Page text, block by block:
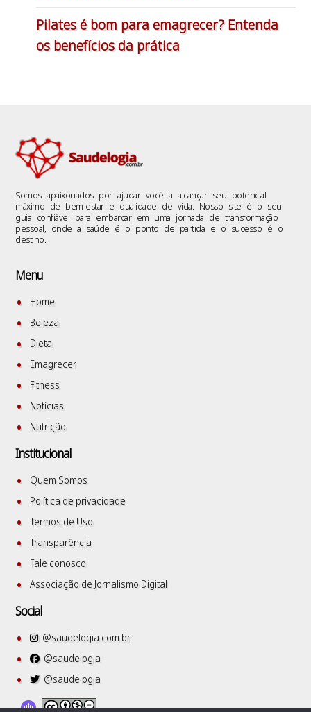
Pilates é bom para emagrecer? Entenda
os benefícios da prática
Somos apaixonados por ajudar você a alcançar seu potencial
máximo de bem-estar e qualidade de vida. Nosso site é o seu
guia confiável para embarcar em uma jornada de transformação
pessoal, onde a saúde é o ponto de partida e o sucesso é o
destino.
Menu
Home
Beleza
Dieta
Emagrecer
Fitness
Notícias
Nutrição
Institucional
Quem Somos
Política de privacidade
Termos de Uso
Transparência
Fale conosco
Associação de Jornalismo Digital
Social
@saudelogia.com.br
@saudelogia
@saudelogia